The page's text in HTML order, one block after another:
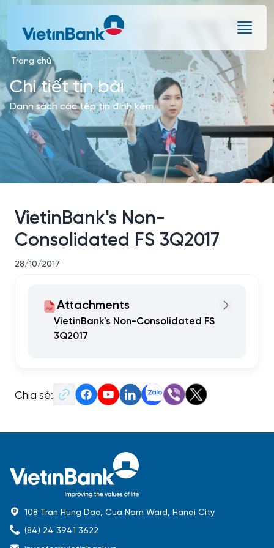
Trang chủ
Chi tiết tin bài
Danh sách các tệp tin đính kèm
VietinBank's Non-
Consolidated FS 3Q2017
28/10/2017
Attachments
VietinBank's Non-Consolidated FS
3Q2017
Chia sẻ:
108 Tran Hung Dao, Cua Nam Ward, Hanoi City
(84) 24 3941 3622